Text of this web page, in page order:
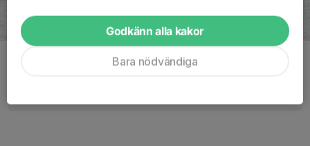
Godkänn alla kakor
Bara nödvändiga